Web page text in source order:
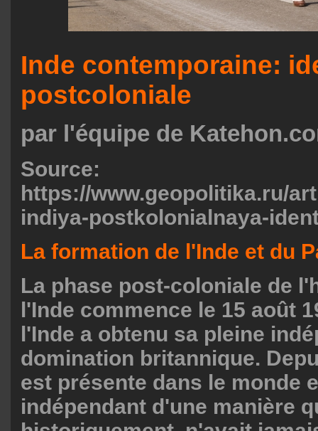
Inde contemporaine:
postcoloniale
par l'équipe de
Source:
https://www.geopolitika.ru/
indiya-postkolonialnaya-
La formation de l'Inde et du
La phase post-coloniale de
l'Inde commence le 15 août
l'Inde a obtenu sa pleine
domination britannique.
est présente dans le monde
indépendant d'une manière